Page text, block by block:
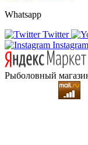
Whatsapp
Twitter
Instagram
Рыболовный